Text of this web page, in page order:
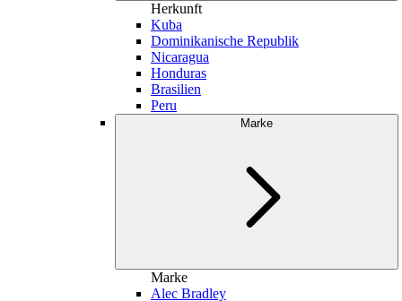
Herkunft
Kuba
Dominikanische Republik
Nicaragua
Honduras
Brasilien
Peru
Marke
Marke
Alec Bradley